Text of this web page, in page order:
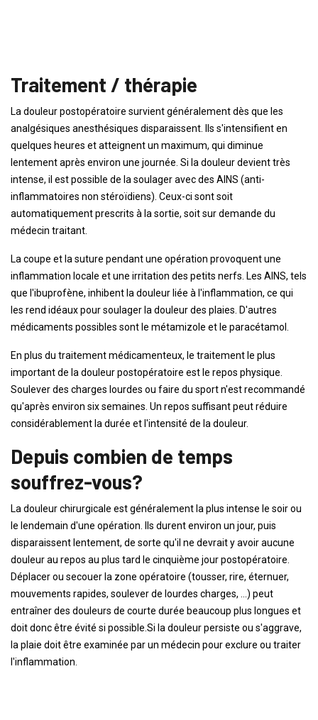
Traitement / thérapie
La douleur postopératoire survient généralement dès que les
analgésiques anesthésiques disparaissent. Ils s'intensifient en
quelques heures et atteignent un maximum, qui diminue
lentement après environ une journée. Si la douleur devient très
intense, il est possible de la soulager avec des AINS (anti-
inflammatoires non stéroïdiens). Ceux-ci sont soit
automatiquement prescrits à la sortie, soit sur demande du
médecin traitant.
La coupe et la suture pendant une opération provoquent une
inflammation locale et une irritation des petits nerfs. Les AINS, tels
que l'ibuprofène, inhibent la douleur liée à l'inflammation, ce qui
les rend idéaux pour soulager la douleur des plaies. D'autres
médicaments possibles sont le métamizole et le paracétamol.
En plus du traitement médicamenteux, le traitement le plus
important de la douleur postopératoire est le repos physique.
Soulever des charges lourdes ou faire du sport n'est recommandé
qu'après environ six semaines. Un repos suffisant peut réduire
considérablement la durée et l'intensité de la douleur.
Depuis combien de temps
souffrez-vous?
La douleur chirurgicale est généralement la plus intense le soir ou
le lendemain d'une opération. Ils durent environ un jour, puis
disparaissent lentement, de sorte qu'il ne devrait y avoir aucune
douleur au repos au plus tard le cinquième jour postopératoire.
Déplacer ou secouer la zone opératoire (tousser, rire, éternuer,
mouvements rapides, soulever de lourdes charges, ...) peut
entraîner des douleurs de courte durée beaucoup plus longues et
doit donc être évité si possible.Si la douleur persiste ou s'aggrave,
la plaie doit être examinée par un médecin pour exclure ou traiter
l'inflammation.